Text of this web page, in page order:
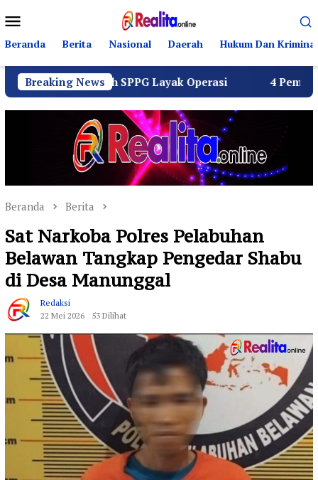
ke
kontenMobile
Beranda Berita Nasional Daerah Hukum Dan Kriminal
Breaking News
Seluruh SPPG Layak Operasi 4 Pemuda Bungur
Beranda Berita
Sat Narkoba Polres Pelabuhan
Belawan Tangkap Pengedar Shabu
di Desa Manunggal
Redaksi
22 Mei 2026
53 Dilihat